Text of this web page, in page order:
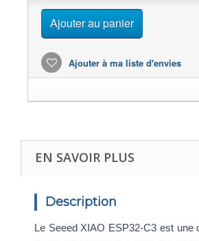
Ajouter au panier
Ajouter à ma liste d'envies
EN SAVOIR PLUS
Description
Le Seeed XIAO ESP32-C3 est une